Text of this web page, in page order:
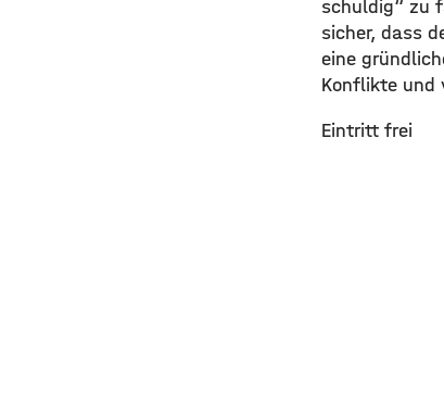
schuldig“ zu
sicher, dass
eine
Konflikte und
Eintritt frei